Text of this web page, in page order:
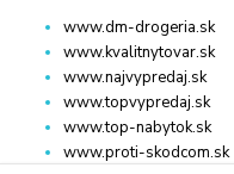
www.dm-drogeria.sk
www.kvalitnytovar.sk
www.najvypredaj.sk
www.topvypredaj.sk
www.top-nabytok.sk
www.proti-skodcom.sk